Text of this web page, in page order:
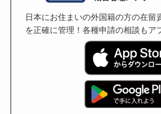
日本にお住まいの外国籍の方の在留
を正確に管理！各種申請の相談もア